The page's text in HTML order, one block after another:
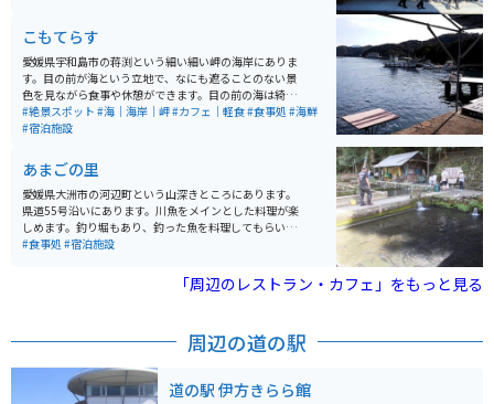
料。営業時間は午前10時から午後5時。カフェも併設さ
れています。
こもてらす
愛媛県宇和島市の蒋渕という細い細い岬の海岸にありま
す。目の前が海という立地で、なにも遮ることのない景
色を見ながら食事や休憩ができます。目の前の海は綺麗
で少し覗き込めば泳いでる魚が見えるほど。新鮮な海の
幸をいただき、のんびりと海を楽しむことのできる場所
#絶景スポット #海｜海岸｜岬#カフェ｜軽食#食事処 #海鮮
#宿泊施設
あまごの里
愛媛県大洲市の河辺町という山深きところにあります。
県道55号沿いにあります。川魚をメインとした料理が楽
しめます。釣り堀もあり、釣った魚を料理してもらい、
食べることもできます。宿泊施設もあり渓谷の宿でゆっ
#食事処 #宿泊施設
「周辺のレストラン・カフェ」をもっと見る
周辺の道の駅
道の駅 伊方きらら館